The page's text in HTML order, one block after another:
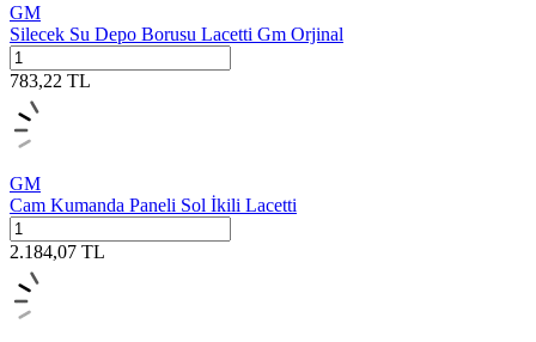
GM
Silecek Su Depo Borusu Lacetti Gm Orjinal
783,22 TL
GM
Cam Kumanda Paneli Sol İkili Lacetti
2.184,07 TL